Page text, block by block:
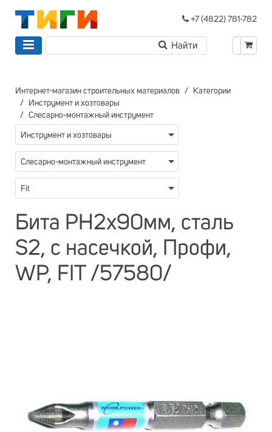
+7 (4822) 781-782
Интернет-магазин строительных материалов
Категории
Инструмент и хозтовары
Слесарно-монтажный инструмент
Инструмент и хозтовары
Слесарно-монтажный инструмент
Fit
Бита PH2х90мм, сталь
S2, с насечкой, Профи,
WP, FIT /57580/